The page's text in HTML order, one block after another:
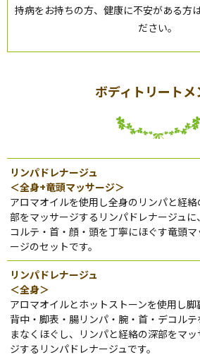
持病をお持ちの方、健康に不安がある方
ださい。
ボディトリートメ
リンパドレナージュ
＜全身+竜頭マッサージ＞
アロマオイルを使用し全身のリンパと経絡
部をマッサージするリンパドレナージュに
コルテ・首・顔・頭を丁寧にほぐす竜頭マ
ージのセットです。
リンパドレナージュ
＜全身＞
アロマオイルとホットストーンを使用し脚
背中・脚表・腸リンパ・腕・首・デコルテ
まなくほぐし、リンパと経絡の深部をマッ
ジするリンパドレナージュです。